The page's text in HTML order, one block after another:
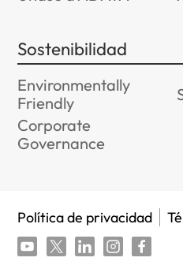
Sostenibilidad
Environmentally
Friendly
Corporate
Governance
Política de privacidad